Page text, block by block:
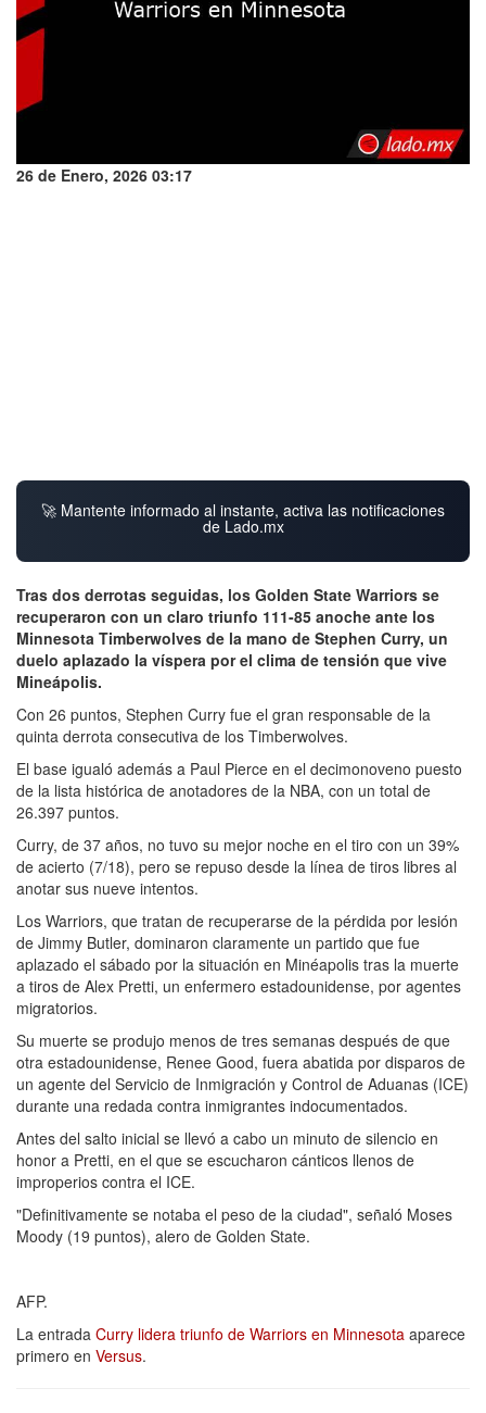
26 de Enero, 2026 03:17
🚀 Mantente informado al instante, activa las notificaciones
de Lado.mx
Tras dos derrotas seguidas, los Golden State Warriors se
recuperaron con un claro triunfo 111-85 anoche ante los
Minnesota Timberwolves de la mano de Stephen Curry, un
duelo aplazado la víspera por el clima de tensión que vive
Mineápolis.
Con 26 puntos, Stephen Curry fue el gran responsable de la
quinta derrota consecutiva de los Timberwolves.
El base igualó además a Paul Pierce en el decimonoveno puesto
de la lista histórica de anotadores de la NBA, con un total de
26.397 puntos.
Curry, de 37 años, no tuvo su mejor noche en el tiro con un 39%
de acierto (7/18), pero se repuso desde la línea de tiros libres al
anotar sus nueve intentos.
Los Warriors, que tratan de recuperarse de la pérdida por lesión
de Jimmy Butler, dominaron claramente un partido que fue
aplazado el sábado por la situación en Minéapolis tras la muerte
a tiros de Alex Pretti, un enfermero estadounidense, por agentes
migratorios.
Su muerte se produjo menos de tres semanas después de que
otra estadounidense, Renee Good, fuera abatida por disparos de
un agente del Servicio de Inmigración y Control de Aduanas (ICE)
durante una redada contra inmigrantes indocumentados.
Antes del salto inicial se llevó a cabo un minuto de silencio en
honor a Pretti, en el que se escucharon cánticos llenos de
improperios contra el ICE.
"Definitivamente se notaba el peso de la ciudad", señaló Moses
Moody (19 puntos), alero de Golden State.
AFP.
La entrada Curry lidera triunfo de Warriors en Minnesota aparece
primero en Versus.